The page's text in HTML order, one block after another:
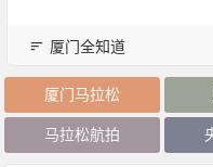
厦门全知道
厦门马拉松
马拉松航拍